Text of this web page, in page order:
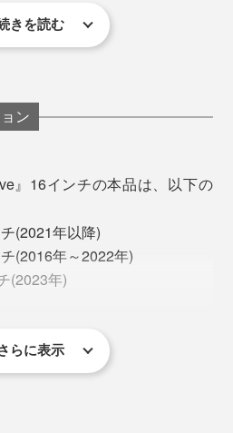
クライアント先でのミーティ
』を広げれば、瞬時に、“あな
のできあがり。
だけのワークスペース”が完成
きを読む
ン
』16インチの本品は、以下の
(2021年以降)
(2016年～2022年)
(2023年)
3世代2015年～第8世代2020年)
代2016年～第5世代2020年)
らに表示